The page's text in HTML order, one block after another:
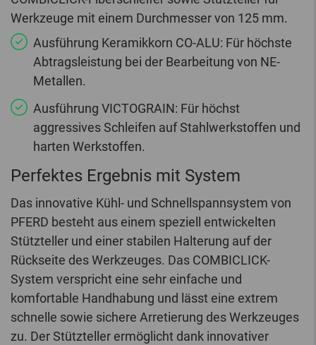
Werkzeuge mit einem Durchmesser von 125 mm.
Ausführung Keramikkorn CO-ALU: Für höchste
Abtragsleistung bei der Bearbeitung von NE-
Metallen.
Ausführung VICTOGRAIN: Für höchst
aggressives Schleifen auf Stahlwerkstoffen und
harten Werkstoffen.
Perfektes Ergebnis mit System
Das innovative Kühl- und Schnellspannsystem von
PFERD besteht aus einem speziell entwickelten
Stützteller und einer stabilen Halterung auf der
Rückseite des Werkzeuges. Das COMBICLICK-
System verspricht eine sehr einfache und
komfortable Handhabung und lässt eine extrem
schnelle sowie sichere Arretierung des Werkzeuges
zu. Der Stützteller ermöglicht dank innovativer